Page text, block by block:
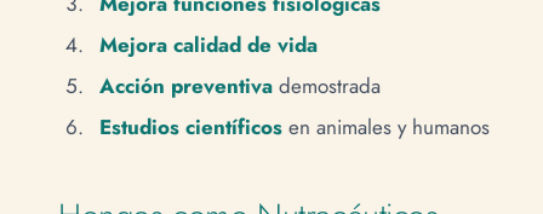
Mejora calidad de vida
Acción preventiva demostrada
Estudios científicos en animales y humanos